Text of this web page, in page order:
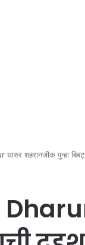
शहरानजीक पुन्हा